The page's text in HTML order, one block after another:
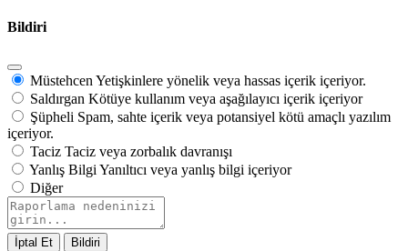
Bildiri
Müstehcen Yetişkinlere yönelik veya hassas içerik içeriyor.
Saldırgan Kötüye kullanım veya aşağılayıcı içerik içeriyor
Şüpheli Spam, sahte içerik veya potansiyel kötü amaçlı yazılım
içeriyor.
Taciz Taciz veya zorbalık davranışı
Yanlış Bilgi Yanıltıcı veya yanlış bilgi içeriyor
Diğer
Rapor
notu
Bildiri